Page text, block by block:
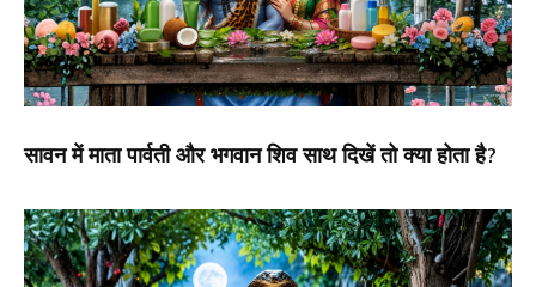
सावन में माता पार्वती और भगवान शिव साथ दिखें तो क्या होता है?